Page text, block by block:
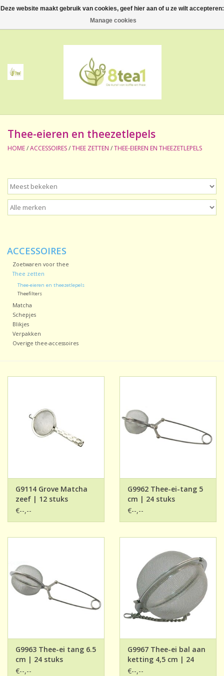
0 Artikelen - €--,--
Thee
Accessoires
BeppeDeli en 8tea1
Contact
Laatste kans!
Thee-eieren en theezetlepels
HOME/ACCESSOIRES/THEE ZETTEN /THEE-EIEREN EN THEEZETLEPELS
ACCESSOIRES
Zoetwaren voor thee
Thee zetten
Thee-eieren en theezetlepels
Theefilters
Matcha
Schepjes
Blikjes
Verpakken
Overige thee-accessoires
G9114 Grove Matcha
zeef | 12 stuks
€--,--
G9962 Thee-ei-tang 5
cm | 24 stuks
€--,--
G9963 Thee-ei tang 6.5
cm | 24 stuks
€--,--
G9967 Thee-ei bal aan
ketting 4,5 cm | 24
stuks
€--,--
Deze website maakt gebruik van cookies, geef hier aan of u ze wilt accepteren:
Manage cookies